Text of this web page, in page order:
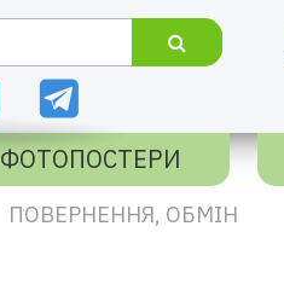
ФОТОПОСТЕРИ
ПОВЕРНЕННЯ, ОБМІН